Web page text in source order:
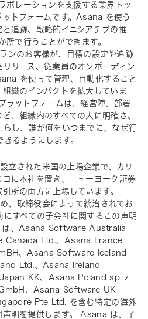
レーションを支援する業界トッ
ットフォームです。Asana を使う
追跡、戦略的イニシアチブの推
で行うことができます。
ンのお客様が、目標の設定や追跡
リース、従業員のオンボーディン
を使って管理、自動化すること
織のインパクトを拡大していま
ラットフォームは、経営陣、部署
、組織内のすべての人に明確さ、
し、誰が何をいつまでに、なぜ行
るようにします。
立された米国の上場企業で、カリ
に本社を置き、ニューヨーク証券
所の両方に上場しています。
、取締役会によって統治されてお
にすべての子会社に関するこの声明
は、Asana Software Australia
Canada Ltd.、Asana France
、Asana Software Iceland
Ltd.、Asana Ireland
KK、Asana Poland sp. z
、Asana Software UK
Pte Ltd. を含む特定の海外
声明を提供します。 Asana は、子